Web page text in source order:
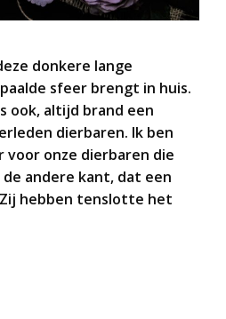
donkere lange
sfeer brengt in huis.
ook, altijd brand een
dierbaren. Ik ben
voor onze dierbaren die
andere kant, dat een
hebben tenslotte het